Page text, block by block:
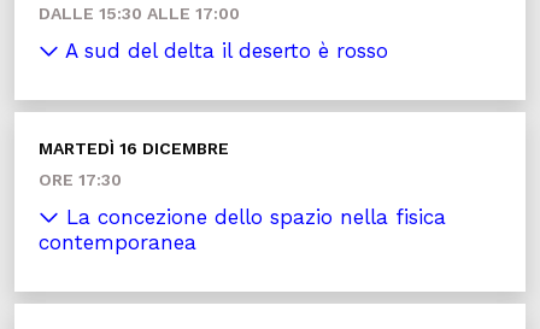
DALLE 15:30 ALLE 17:00
A sud del delta il deserto è rosso
MARTEDÌ 16 DICEMBRE
ORE 17:30
La concezione dello spazio nella fisica
contemporanea